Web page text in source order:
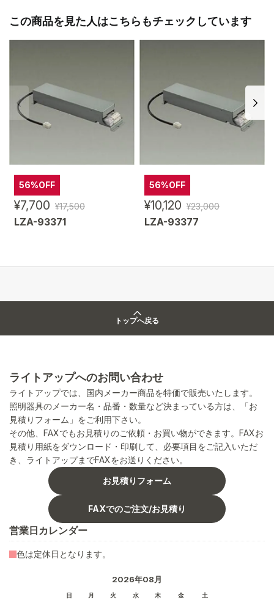
この商品を見た人はこちらもチェックしています
56%OFF
¥7,700 ¥17,500
LZA-93371
56%OFF
¥10,120 ¥23,000
LZA-93377
トップへ戻る
ライトアップへのお問い合わせ
ライトアップでは、国内メーカー商品を特価で販売いたします。
照明器具のメーカー名・品番・数量など決まっている方は、「お
見積りフォーム」をご利用下さい。
その他、FAXでもお見積りのご依頼・お買い物ができます。FAXお
見積り用紙をダウンロード・印刷して、必要項目をご記入いただ
き、ライトアップまでFAXをお送りください。
お見積りフォーム
FAXでのご注文/お見積り
営業日カレンダー
2026年08月
日 月 火 水 木 金 土
色は定休日となります。